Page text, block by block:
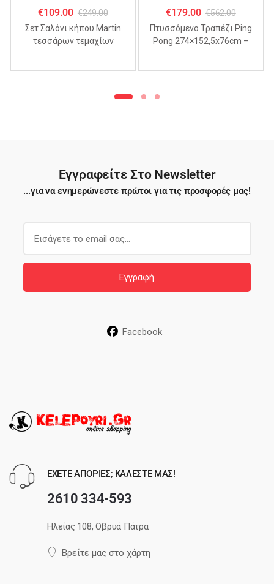
€109.00 €249.00
Σετ Σαλόνι κήπου Martin
τεσσάρων τεμαχίων
€179.00 €562.00
Πτυσσόμενo Τραπέζι Ping
Pong 274×152,5x76cm –
Εγγραφείτε Στο Newsletter
...για να ενημερώνεστε πρώτοι για τις προσφορές μας!
l
Εγγραφή
Facebook
ΕΧΕΤΕ ΑΠΟΡΙΕΣ; ΚΑΛΕΣΤΕ ΜΑΣ!
2610 334-593
Ηλείας 108, Οβρυά Πάτρα
Βρείτε μας στο χάρτη